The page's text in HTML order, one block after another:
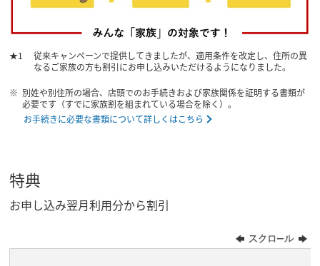
従来キャンペーンで提供してきましたが、適用条件を改定し、住所の異
なるご家族の方も割引にお申し込みいただけるようになりました。
別姓や別住所の場合、店頭でのお手続きおよび家族関係を証明する書類が
必要です（すでに家族割を組まれている場合を除く）。
お手続きに必要な書類について詳しくはこちら
特典
お申し込み翌月利用分から割引